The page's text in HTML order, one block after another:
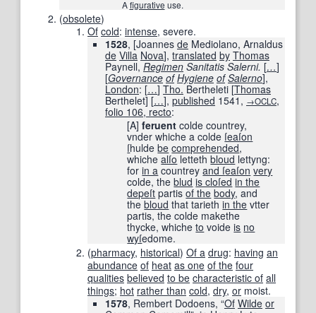
Afigurative use.
(obsolete)
Of cold: intense, severe.
1528, [Joannes de Mediolano, Arnaldus
de Villa Nova], translated by Thomas
Paynell, Regimen Sanitatis Salerni. […]
[Governance of Hygiene of Salerno],
London: […] Tho. Bertheleti [Thomas
Berthelet] […], published 1541 , →OCLC,
folio 106, recto:
[A]feruent colde countrey,
vnder whiche a colde ſeaſon
ſhuldebe comprehended,
whichealſo lettethbloud lettyng:
forin a countreyand ſeaſon very
colde, theblud is cloſed in the
depeſt partisof the body, and
thebloud that tariethin the vtter
partis, the colde makethe
thycke, whicheto voideis no
wyſedome.
(pharmacy, historical) Of a drug: having an
abundance of heat as one of the four
qualities believed to be characteristic of all
things; hot rather than cold, dry, or moist.
1578, Rembert Dodoens, “Of Wilde or